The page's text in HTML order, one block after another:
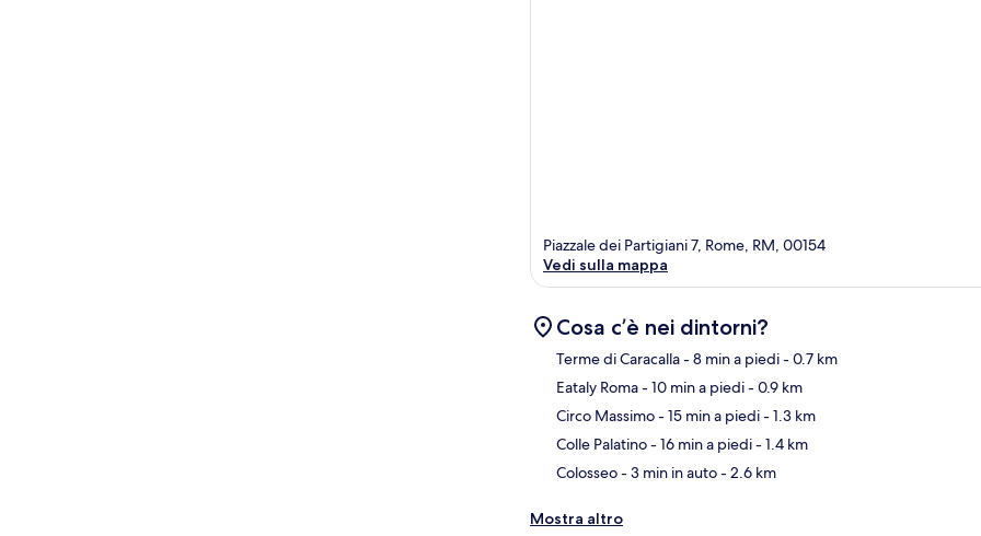
Piazzale dei Partigiani 7, Rome, RM, 00154
Vedi sulla mappa
Cosa c’è nei dintorni?
Terme di Caracalla- 8 min a piedi- 0.7 km
Eataly Roma- 10 min a piedi- 0.9 km
Circo Massimo- 15 min a piedi- 1.3 km
Colle Palatino- 16 min a piedi- 1.4 km
Colosseo- 3 min in auto- 2.6 km
Mostra altro